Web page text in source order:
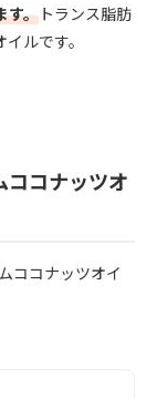
す。 トランス脂肪
ルです。
ココナッツオ
ココナッツオイ